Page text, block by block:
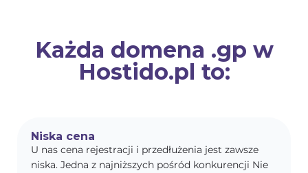
Każda domena .gp w
Hostido.pl to:
Niska cena
U nas cena rejestracji i przedłużenia jest zawsze
niska. Jedna z najniższych pośród konkurencji Nie